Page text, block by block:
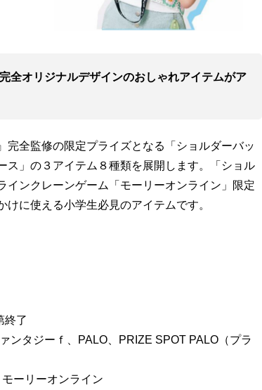
全オリジナルデザインのおしゃれアイテムがア
全監修の限定プライズとなる「ショルダーバッ
ス」の３アイテム８種類を展開します。「ショル
インクレーンゲーム「モーリーオンライン」限定
に使える小学生必見のアイテムです。
終了
タジーｆ、PALO、PRIZE SPOT PALO（プラ
リーオンライン